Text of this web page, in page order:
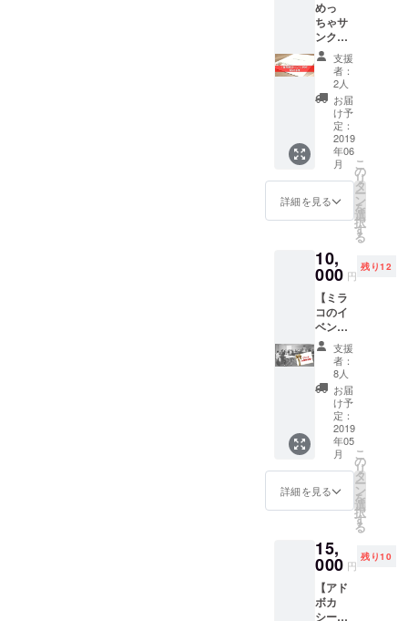
さい！
※会場ま
での交
通費に
ついて
は、支
援者様
にてご
負担い
ただき
ますよ
うお願
い申し
上げま
す。
に！そ
して夫
婦で！
知って
いただ
くきっ
かけに
なれば
と企画
しまし
た。夫
婦では
子育て
の第一
て、ぜ
ひご参
加くだ
さい！
※会場ま
での交
通費に
ついて
は、支
援者様
にてご
負担い
ただき
ますよ
うお願
い申し
上げま
す。
キャン
ペーン
のため
に特別
に開講
いただ
けるこ
とにな
りまし
た。そ
の日を
かなか
イメー
産や育
児を、
パパ
に！そ
して夫
婦で！
知って
いただ
くきっ
かけに
なれば
と企画
しまし
た。夫
婦では
子育て
の第一
て、ぜ
ひご参
加くだ
さい！
※会場ま
での交
ができ
ます。
NPO法
人育児
サポー
douce.
が、
「おお
かみ学
級」の
名で実
婦人科
にて
親学級
を、
miraco
キャン
ペーン
のため
に特別
に開講
いただ
けるこ
とにな
りまし
た。そ
の日を
かなか
イメー
産や育
児を、
パパ
に！そ
して夫
場づく
りのた
めの課
題や解
決策に
ついて
の声を
集めて
いま
す。
2月より
実施し
ている
実態調
査で、
保護者
が保育
園を探
す＝保
活でど
のよう
な苦労
をした
のか、
集めた
もの
2018年
は67人
のス
トー
リーが
集まり
まし
た。
めっ
ちゃサ
ンクス
メール
（お礼
のメッ
セージ
動画付
き）＋
2019保
育園ス
トー
リー
PDF ※
保育園
は、ミ
ラコが
2019年
2月より
実施し
ている
実態調
査で、
保育園
に入れ
たがそ
の後に
感じた
不安や
懸念な
どを保
護者に
す。
支援
者：
2人
お届
け予
定：
2019
年06
月
詳細を見る
こ
の
リ
タ
ー
ン
を
選
択
す
る
10,
000 円
残り12
【ミラ
コのイ
ベント
好きな
方向
け】 イ
ベント
年間参
加権 1
名分
（お渡
しから1
年間有
効）
miraco
計6回の
イベン
トを計
画中で
す。 ▼
支援
者：
8人
お届
け予
定：
2019
年05
月
詳細を見る
こ
の
リ
タ
ー
ン
を
選
択
す
る
15,
000 円
残り10
【アド
ボカ
シー活